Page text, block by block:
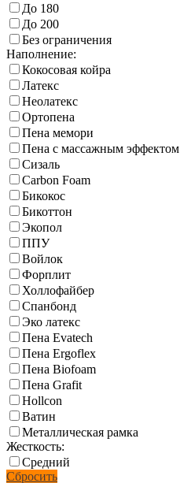
До 180
До 200
Без ограничения
Наполнение:
Кокосовая койра
Латекс
Неолатекс
Ортопена
Пена мемори
Пена с массажным эффектом
Сизаль
Carbon Foam
Бикокос
Бикоттон
Экопол
ППУ
Войлок
Форплит
Холлофайбер
Спанбонд
Эко латекс
Пена Evatech
Пена Ergoflex
Пена Biofoam
Пена Grafit
Hollcon
Ватин
Металлическая рамка
Жесткость:
Средний
Сбросить